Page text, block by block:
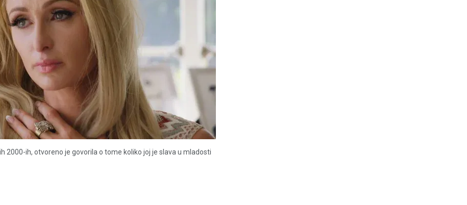
2000-ih, otvoreno je govorila o tome koliko joj je slava u mladosti